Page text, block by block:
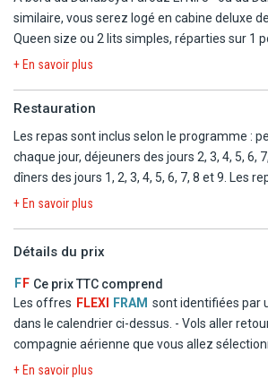
Ces hébergements vous garantissent un
alliant confort et immersion dans des
est également possible d'être logé dans des
similaires à ceux proposés, tout en
de confort et de qualité. Nous nous assurons
hôtels qui respectent les critères de charme,
qualité, pour vous offrir une expérience
similaire, vous serez logé en cabine deluxe
Queen size ou 2 lits simples, réparties sur 1
coulissante en verre s'ouvre sur une
sèche-cheveux, d'une TV LCD et système de
uniquement à quai). d'une climatisation à
ajuster l'ambiance selon vos préférences,
interne, d'un mini réfrigérateur pour garder
toute sécurité.
La capacité maximale de chaque cabine est
+ En savoir plus
Restauration
Les repas sont inclus selon le programme :
chaque jour, déjeuners des jours 2, 3, 4, 5, 6,
dîners des jours 1, 2, 3, 4, 5, 6, 7, 8 et 9. Les
sont libres et à la charge des voyageurs.
+ En savoir plus
Détails du prix
F F Ce prix TTC comprend
Les offres FLEXI FRAM sont identifiées par
dans le calendrier ci-dessus. - Vols aller
compagnie aérienne que vous allez
- Logement en chambre double standard
+ En savoir plus